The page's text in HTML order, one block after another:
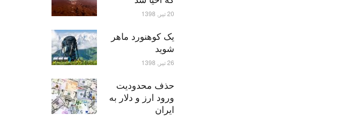
20 تیر, 1398
یک کوهنورد ماهر
شوید
26 تیر, 1398
حذف محدودیت
ورود ارز و دلار به
ایران